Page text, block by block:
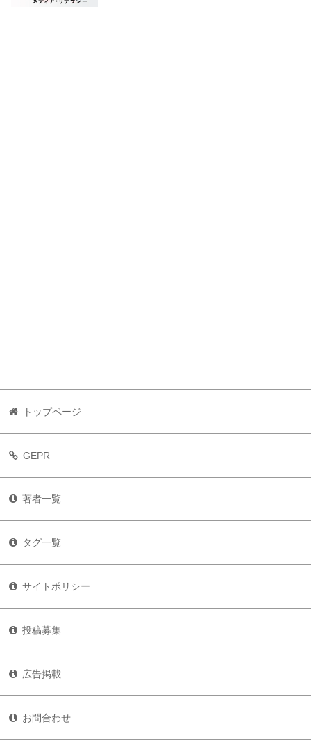
トップページ
GEPR
著者一覧
タグ一覧
サイトポリシー
投稿募集
広告掲載
お問合わせ